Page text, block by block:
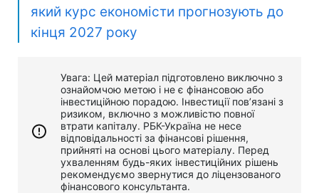
який курс економісти прогнозують до
кінця 2027 року
Увага: Цей матеріал підготовлено виключно з
ознайомчою метою і не є фінансовою або
інвестиційною порадою. Інвестиції пов’язані з
ризиком, включно з можливістю повної
втрати капіталу. РБК-Україна не несе
відповідальності за фінансові рішення,
прийняті на основі цього матеріалу. Перед
ухваленням будь-яких інвестиційних рішень
рекомендуємо звернутися до ліцензованого
фінансового консультанта.